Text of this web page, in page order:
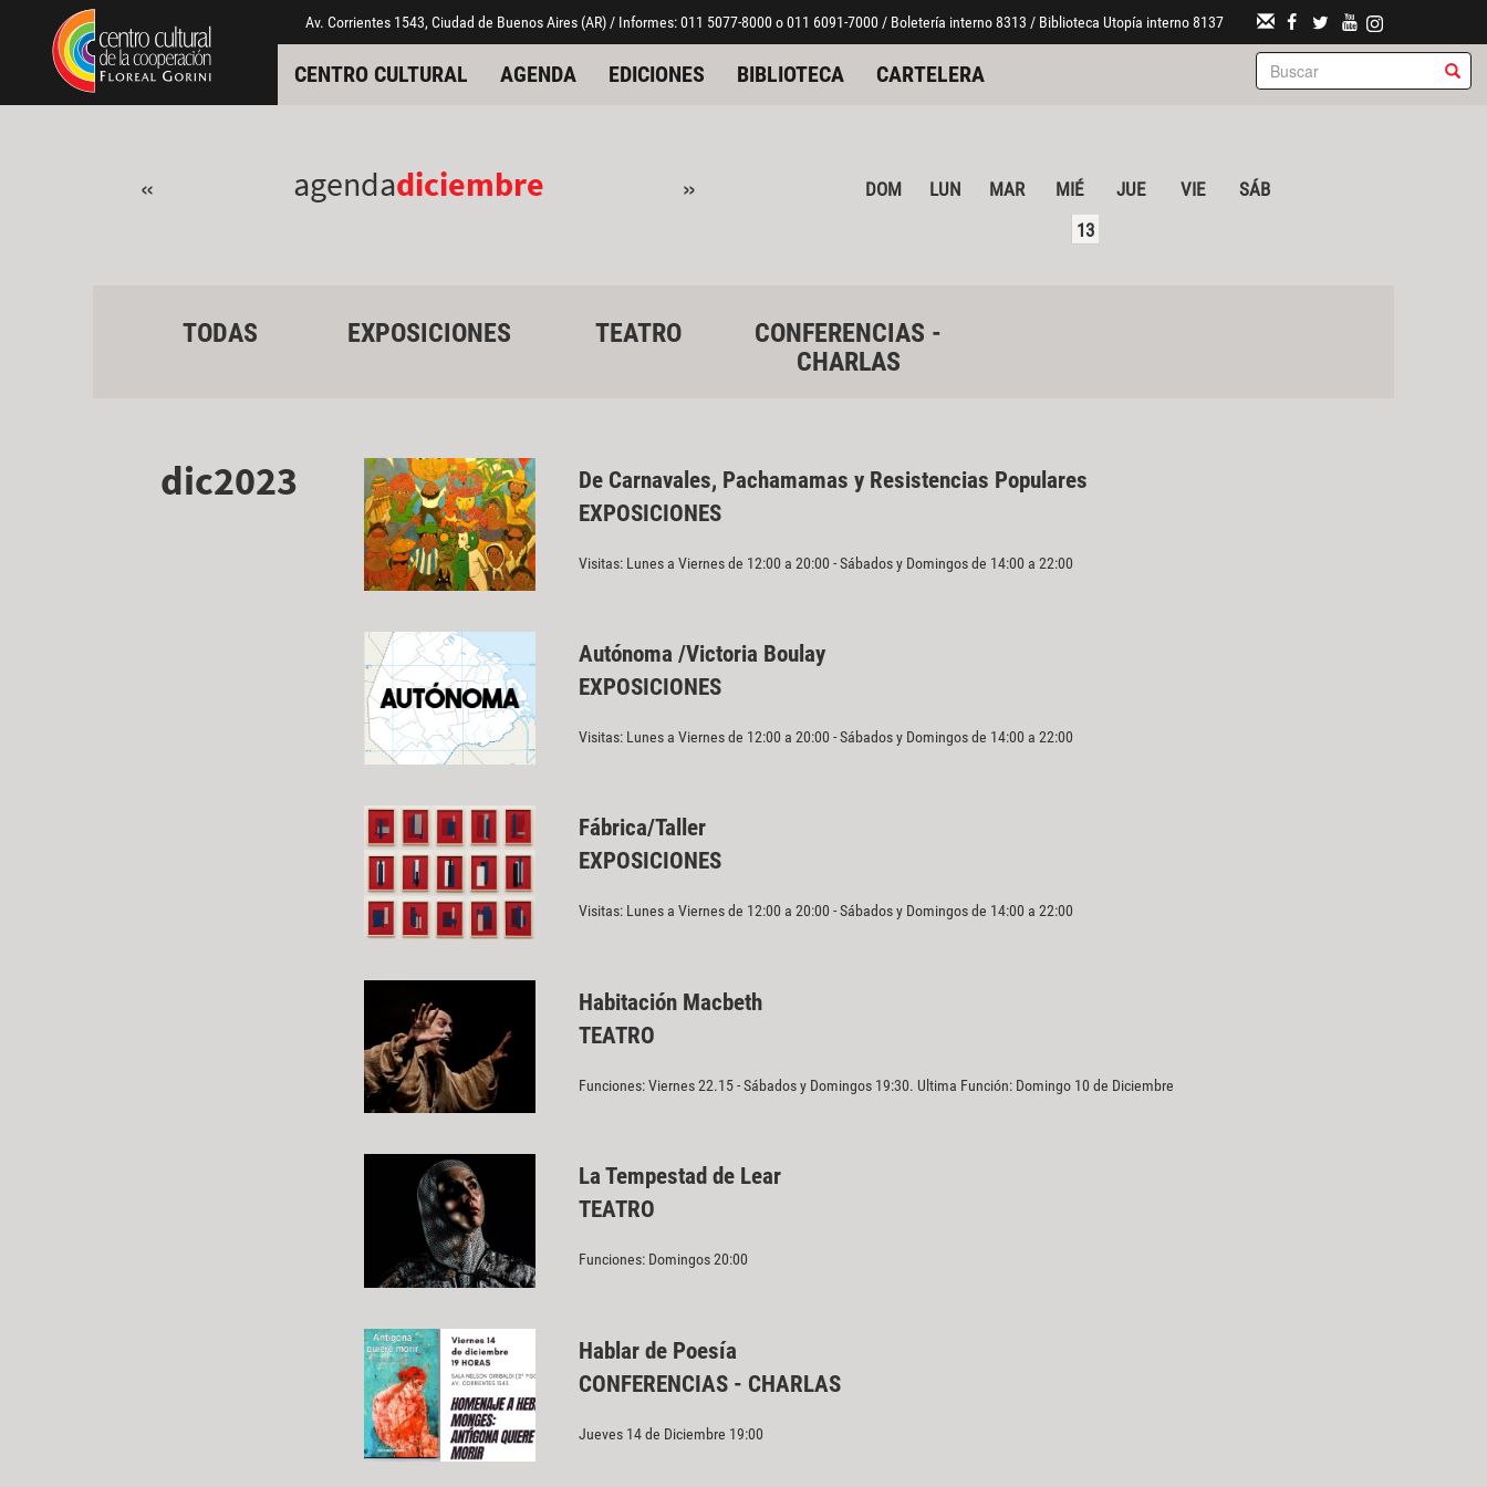
Pasar al contenido principal
Jump to main content Av. Corrientes 1543, Ciudad de Buenos Aires (AR) / Informes: 011 5077-8000 o 011 6091-7000 / Boletería interno 8313 / Biblioteca Utopía interno 8137
CENTRO CULTURAL AGENDA EDICIONES BIBLIOTECA CARTELERA
« agendadiciembre » DOM LUN MAR MIÉ JUE VIE
SÁB
13
TODAS EXPOSICIONES TEATRO
CONFERENCIAS -
CHARLAS
dic2023
De Carnavales, Pachamamas y Resistencias Populares
EXPOSICIONES
Visitas: Lunes a Viernes de 12:00 a 20:00 - Sábados y Domingos de 14:00 a 22:00
Autónoma /Victoria Boulay
EXPOSICIONES
Visitas: Lunes a Viernes de 12:00 a 20:00 - Sábados y Domingos de 14:00 a 22:00
Fábrica/Taller
EXPOSICIONES
Visitas: Lunes a Viernes de 12:00 a 20:00 - Sábados y Domingos de 14:00 a 22:00
Habitación Macbeth
TEATRO
Funciones: Viernes 22.15 - Sábados y Domingos 19:30. Ultima Función: Domingo 10 de Diciembre
La Tempestad de Lear
TEATRO
Funciones: Domingos 20:00
Hablar de Poesía
CONFERENCIAS - CHARLAS
Jueves 14 de Diciembre 19:00